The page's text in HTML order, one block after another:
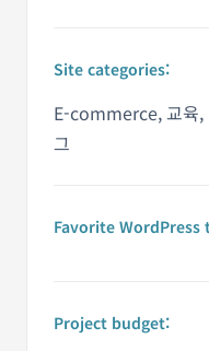
Site categories:
E-commerce, 교육,
그
Favorite WordPress
Project budget: